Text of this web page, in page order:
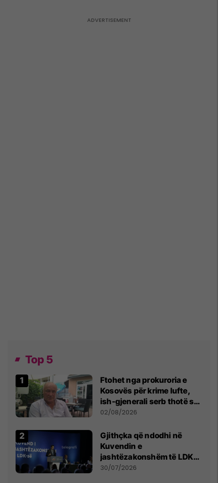
Top 5
Ftohet nga prokuroria e
Kosovës për krime lufte,
ish-gjenerali serb thotë se
dikush e tradhtoi në
02/08/2026
Gjithçka që ndodhi në
Kuvendin e
jashtëzakonshëm të LDK-
së
30/07/2026